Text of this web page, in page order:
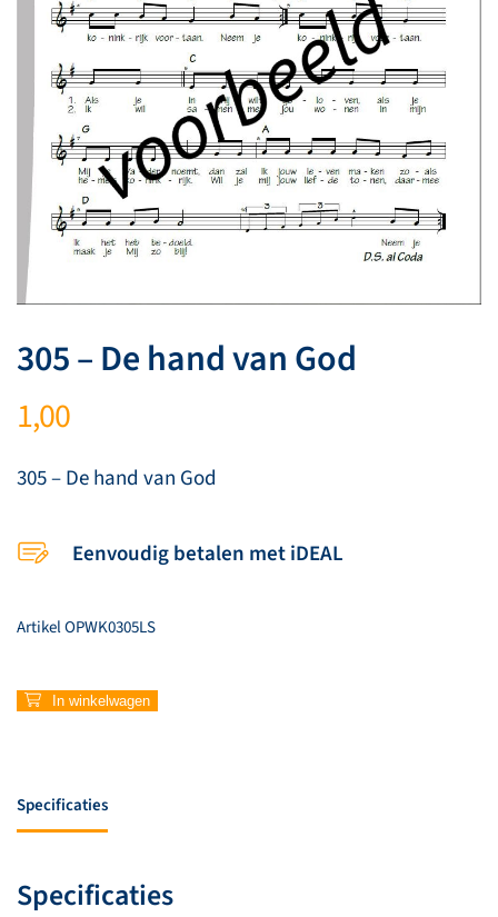
305 – De hand van God
1,00
305 – De hand van God
Eenvoudig betalen met iDEAL
ArtikelOPWK0305LS
305
–
God
In winkelwagen
Specificaties
Specificaties